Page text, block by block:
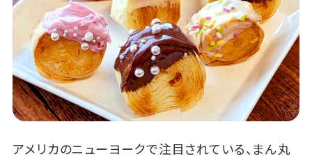
アメリカのニューヨークで注目されている、まん丸